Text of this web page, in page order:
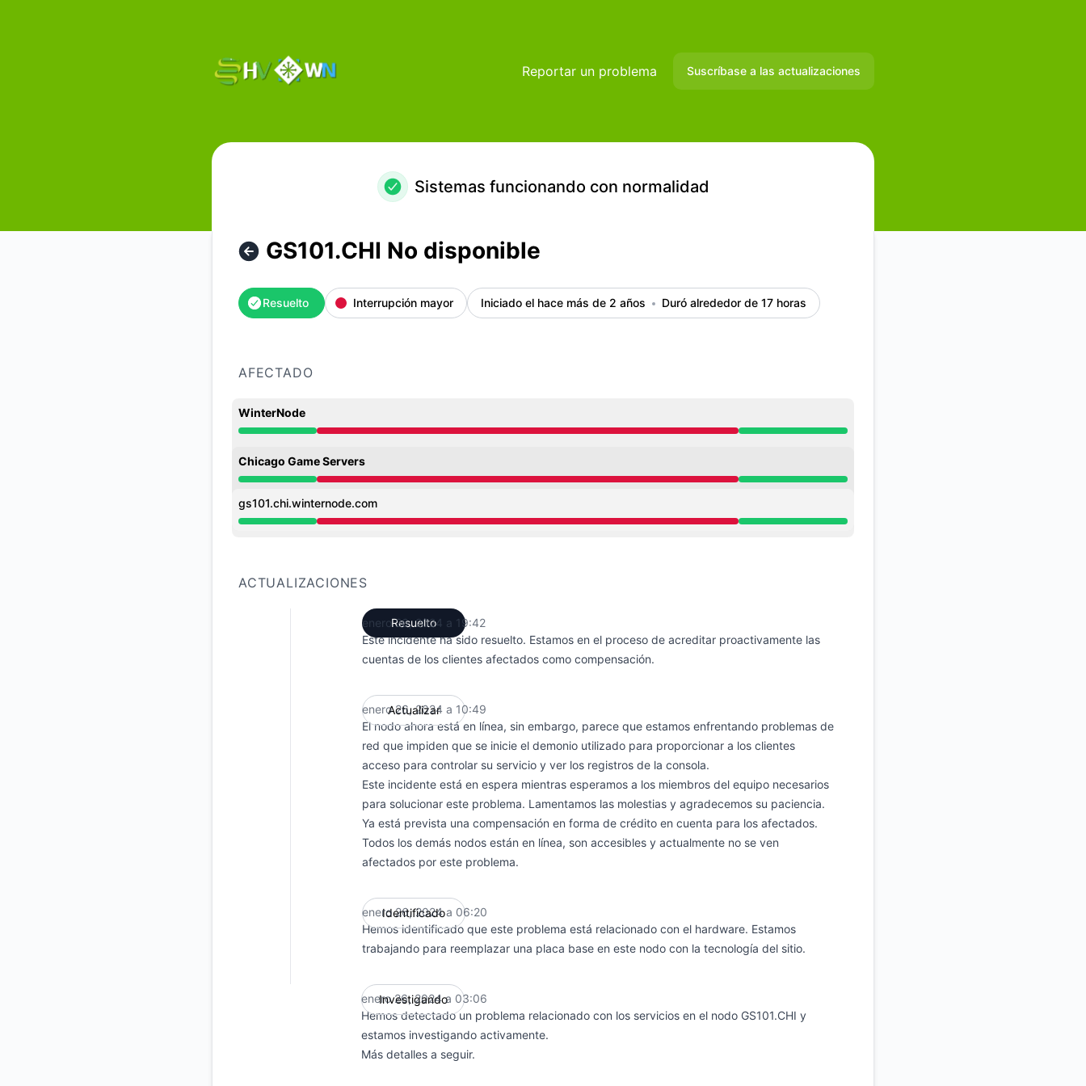
Reportar un problema Suscríbase a las actualizaciones
Webhook
API
Sistemas funcionando con normalidad
GS101.CHI No disponible
Resuelto Interrupción mayor Iniciado el hace más de 2 años Duró alrededor de 17 horas
AFECTADO
WinterNode
Interrupción mayor de 3:06 AM a 7:42 PM
Chicago Game Servers
Interrupción mayor de 3:06 AM a 7:42 PM
gs101.chi.winternode.com
Interrupción mayor de 3:06 AM a 7:42 PM
ACTUALIZACIONES
Resuelto
enero 26, 2024 a 19:42
Este incidente ha sido resuelto. Estamos en el proceso de acreditar proactivamente las
cuentas de los clientes afectados como compensación.
Actualizar
enero 26, 2024 a 10:49
El nodo ahora está en línea, sin embargo, parece que estamos enfrentando problemas de
red que impiden que se inicie el demonio utilizado para proporcionar a los clientes
acceso para controlar su servicio y ver los registros de la consola.
Este incidente está en espera mientras esperamos a los miembros del equipo necesarios
para solucionar este problema. Lamentamos las molestias y agradecemos su paciencia.
Ya está prevista una compensación en forma de crédito en cuenta para los afectados.
Todos los demás nodos están en línea, son accesibles y actualmente no se ven
afectados por este problema.
Identificado
enero 26, 2024 a 06:20
Hemos identificado que este problema está relacionado con el hardware. Estamos
trabajando para reemplazar una placa base en este nodo con la tecnología del sitio.
Investigando
enero 26, 2024 a 03:06
Hemos detectado un problema relacionado con los servicios en el nodo GS101.CHI y
estamos investigando activamente.
Más detalles a seguir.